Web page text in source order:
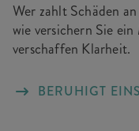
Wer zahlt Schäden
wie versichern Sie
verschaffen Klarheit.
BERUHIGT